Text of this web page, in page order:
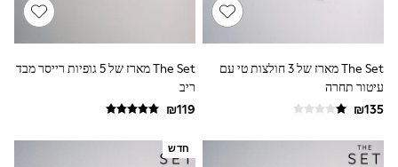
Sneakers & Pumps
Wellies
Tops
Dresses
Skirts
The Set מארז של 3 חולצות טי עם
עיטור תחרה
The Set מארז של 5 גופיות רייסר מבד
ריב
חדש